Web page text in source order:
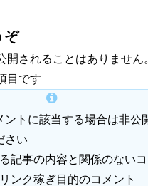
ぞ
開されることはありません
目です
ントに該当する場合は非公
さい
記事の内容と関係のないコ
ンク稼ぎ目的のコメント